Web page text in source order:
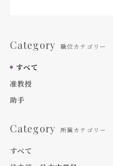
Category 職位カテゴリー
すべて
准教授
助手
Category 所属カテゴリー
すべて